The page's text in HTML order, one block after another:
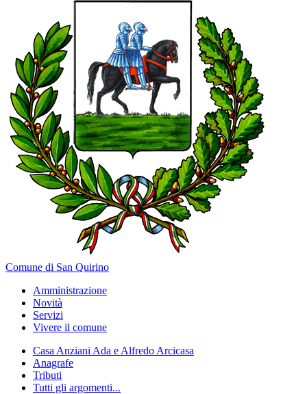
Comune di San Quirino
Amministrazione
Novità
Servizi
Vivere il comune
Casa Anziani Ada e Alfredo Arcicasa
Anagrafe
Tributi
Tutti gli argomenti...